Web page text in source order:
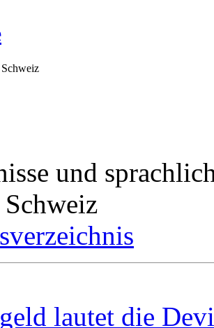
und
lautet die